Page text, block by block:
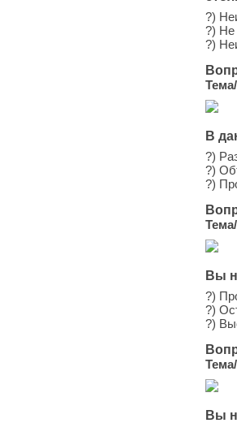
?)
?) Не
?)
В
?)
?)
?)
Вы
?)
?)
?)
Вы